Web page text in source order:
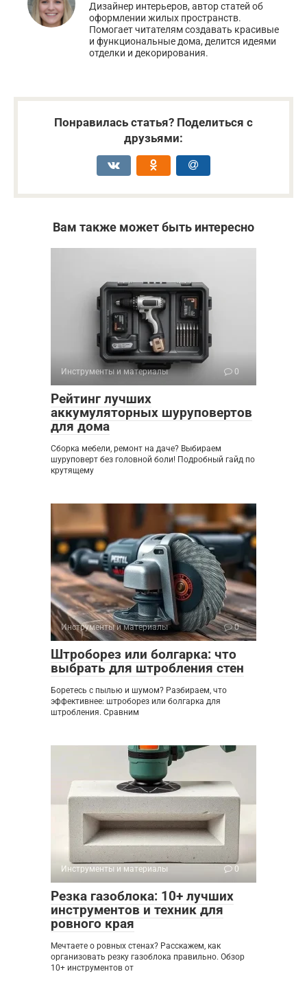
Дизайнер интерьеров, автор статей об
оформлении жилых пространств.
Помогает читателям создавать красивые
и функциональные дома, делится идеями
отделки и декорирования.
Понравилась статья? Поделиться с
друзьями:
Вам также может быть интересно
Инструменты и материалы 0
Рейтинг лучших
аккумуляторных шуруповертов
для дома
Сборка мебели, ремонт на даче? Выбираем
шуруповерт без головной боли! Подробный гайд по
крутящему
Инструменты и материалы 0
Штроборез или болгарка: что
выбрать для штробления стен
Боретесь с пылью и шумом? Разбираем, что
эффективнее: штроборез или болгарка для
штробления. Сравним
Инструменты и материалы 0
Резка газоблока: 10+ лучших
инструментов и техник для
ровного края
Мечтаете о ровных стенах? Расскажем, как
организовать резку газоблока правильно. Обзор
10+ инструментов от